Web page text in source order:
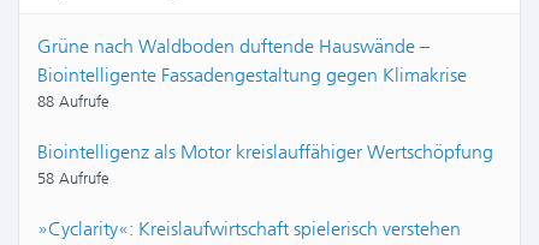
Grüne nach Waldboden duftende Hauswände –
Biointelligente Fassadengestaltung gegen Klimakrise
88 Aufrufe
Biointelligenz als Motor kreislauffähiger Wertschöpfung
58 Aufrufe
»Cyclarity«: Kreislaufwirtschaft spielerisch verstehen